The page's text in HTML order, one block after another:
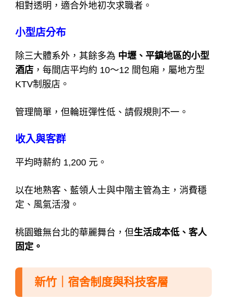
相對透明，適合外地初次求職者。
小型店分布
除三大體系外，其餘多為 中壢、平鎮地區的小型
酒店 ， 每間店平均約 10～12 間包廂，屬地方型
KTV制服店。
管理簡單，但輪班彈性低、請假規則不一。
收入與客群
平均時薪約 1,200 元。
以在地熟客、藍領人士與中階主管為主， 消費穩
定、風氣活潑。
桃園雖無台北的華麗舞台，但生活成本低、客人
固定。
新竹｜宿舍制度與科技客層